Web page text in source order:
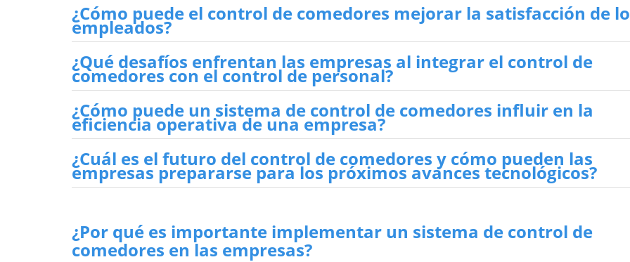
¿Cómo puede el control de comedores mejorar la satisfacción de
empleados?
¿Qué desafíos enfrentan las empresas al integrar el control de
comedores con el control de personal?
¿Cómo puede un sistema de control de comedores influir en la
eficiencia operativa de una empresa?
¿Cuál es el futuro del control de comedores y cómo pueden las
empresas prepararse para los próximos avances tecnológicos?
¿Por qué es importante implementar un sistema de control de
comedores en las empresas?